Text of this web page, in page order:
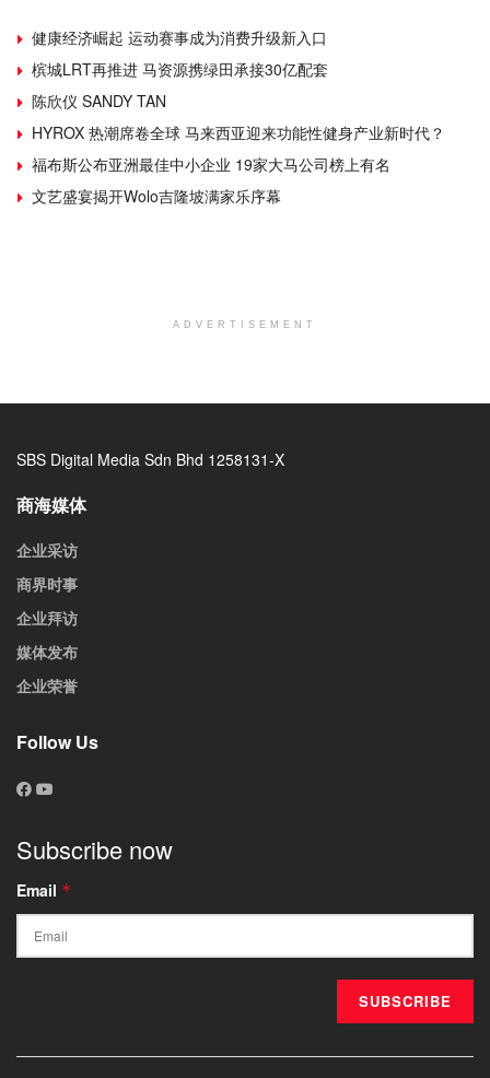
健康经济崛起 运动赛事成为消费升级新入口
槟城LRT再推进 马资源携绿田承接30亿配套
陈欣仪 SANDY TAN
HYROX 热潮席卷全球 马来西亚迎来功能性健身产业新时代？
福布斯公布亚洲最佳中小企业 19家大马公司榜上有名
文艺盛宴揭开Wolo吉隆坡满家乐序幕
ADVERTISEMENT
SBS Digital Media Sdn Bhd 1258131-X
商海媒体
企业采访
商界时事
企业拜访
媒体发布
企业荣誉
Follow Us
Subscribe now
Email *